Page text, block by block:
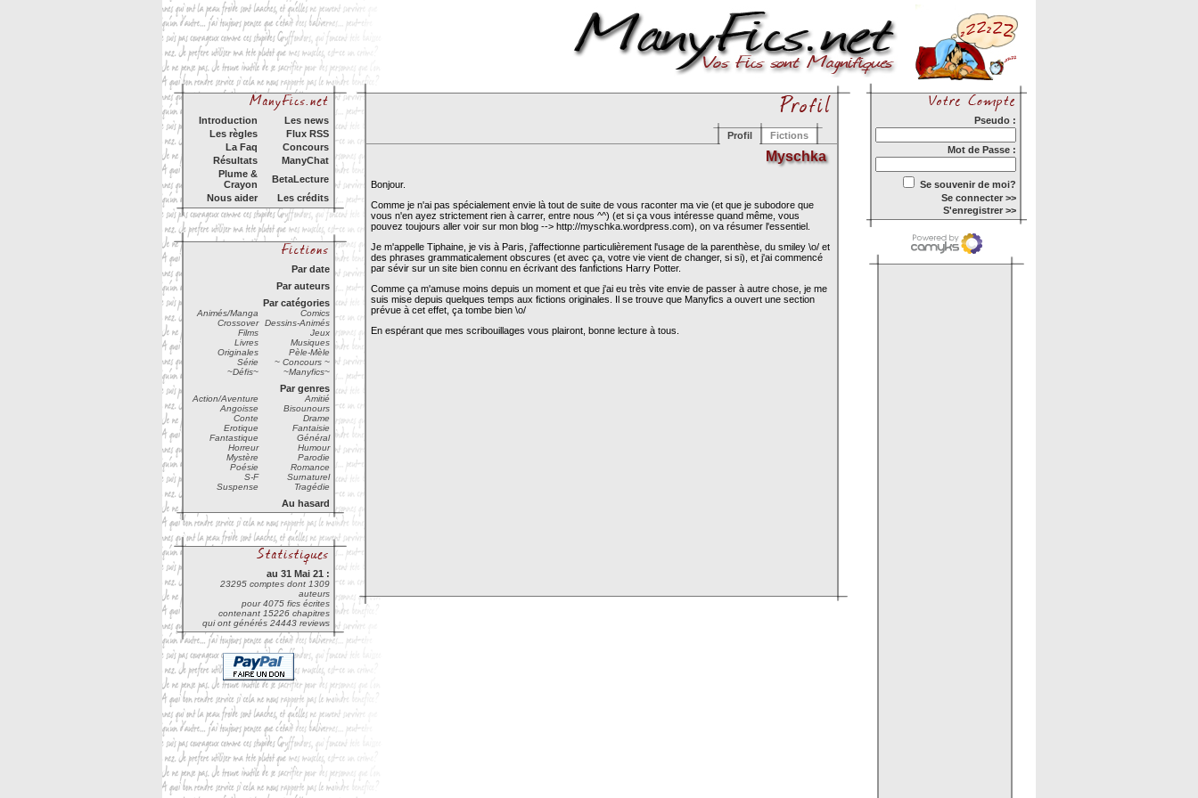
Introduction
Les news
Les règles
Flux RSS
La Faq
Concours
Résultats
ManyChat
Plume &
Crayon
BetaLecture
Nous aider
Les crédits
Par date
Par auteurs
Par catégories
Animés/Manga
Comics
Crossover
Dessins-Animés
Films
Jeux
Livres
Musiques
Originales
Pèle-Mèle
Série
~ Concours ~
~Défis~
~Manyfics~
Par genres
Action/Aventure
Amitié
Angoisse
Bisounours
Conte
Drame
Erotique
Fantaisie
Fantastique
Général
Horreur
Humour
Mystère
Parodie
Poésie
Romance
S-F
Surnaturel
Suspense
Tragédie
Au hasard
au 31 Mai 21 :
23295 comptes dont 1309
auteurs
pour 4075 fics écrites
contenant 15226 chapitres
qui ont générés 24443 reviews
Profil Fictions
Myschka
Bonjour.
Comme je n'ai pas spécialement envie là tout de suite de vous raconter ma vie (et que je subodore que
vous n'en ayez strictement rien à carrer, entre nous ^^) (et si ça vous intéresse quand même, vous
pouvez toujours aller voir sur mon blog --> http://myschka.wordpress.com), on va résumer l'essentiel.
Je m'appelle Tiphaine, je vis à Paris, j'affectionne particulièrement l'usage de la parenthèse, du smiley \o/ et
des phrases grammaticalement obscures (et avec ça, votre vie vient de changer, si si), et j'ai commencé
par sévir sur un site bien connu en écrivant des fanfictions Harry Potter.
Comme ça m'amuse moins depuis un moment et que j'ai eu très vite envie de passer à autre chose, je me
suis mise depuis quelques temps aux fictions originales. Il se trouve que Manyfics a ouvert une section
prévue à cet effet, ça tombe bien \o/
En espérant que mes scribouillages vous plairont, bonne lecture à tous.
Pseudo :
Mot de Passe :
Se souvenir de moi?
Se connecter >>
S'enregistrer >>